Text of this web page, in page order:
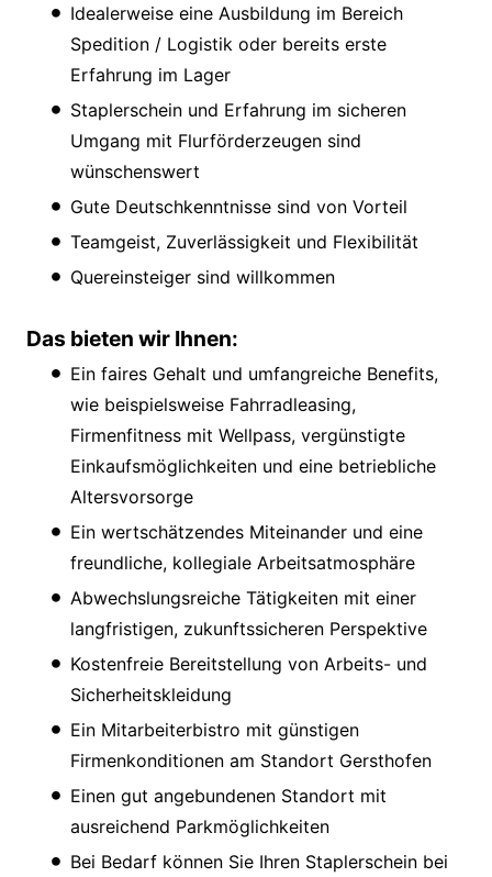
Idealerweise eine Ausbildung im Bereich
Spedition / Logistik oder bereits erste
Erfahrung im Lager
Staplerschein und Erfahrung im sicheren
Umgang mit Flurförderzeugen sind
wünschenswert
Gute Deutschkenntnisse sind von Vorteil
Teamgeist, Zuverlässigkeit und Flexibilität
Quereinsteiger sind willkommen
Das bieten wir Ihnen:
Ein faires Gehalt und umfangreiche Benefits,
wie beispielsweise Fahrradleasing,
Firmenfitness mit Wellpass, vergünstigte
Einkaufsmöglichkeiten und eine betriebliche
Altersvorsorge
Ein wertschätzendes Miteinander und eine
freundliche, kollegiale Arbeitsatmosphäre
Abwechslungsreiche Tätigkeiten mit einer
langfristigen, zukunftssicheren Perspektive
Kostenfreie Bereitstellung von Arbeits- und
Sicherheitskleidung
Ein Mitarbeiterbistro mit günstigen
Firmenkonditionen am Standort Gersthofen
Einen gut angebundenen Standort mit
ausreichend Parkmöglichkeiten
Bei Bedarf können Sie Ihren Staplerschein bei